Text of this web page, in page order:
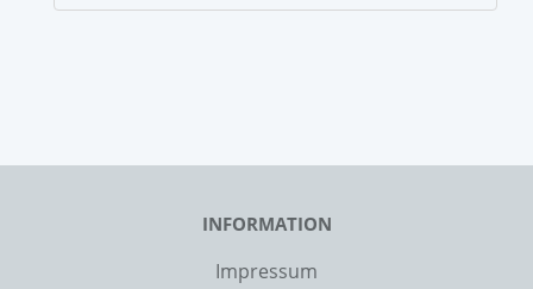
INFORMATION
Impressum